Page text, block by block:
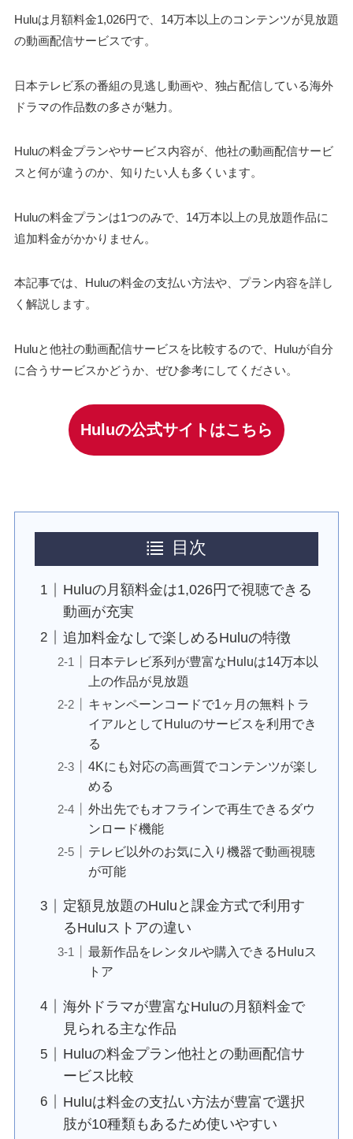
Huluは月額料金1,026円で、14万本以上のコンテンツが見放題
の動画配信サービスです。
日本テレビ系の番組の見逃し動画や、独占配信している海外
ドラマの作品数の多さが魅力。
Huluの料金プランやサービス内容が、他社の動画配信サービ
スと何が違うのか、知りたい人も多くいます。
Huluの料金プランは1つのみで、14万本以上の見放題作品に
追加料金がかかりません。
本記事では、Huluの料金の支払い方法や、プラン内容を詳し
く解説します。
Huluと他社の動画配信サービスを比較するので、Huluが自分
に合うサービスかどうか、ぜひ参考にしてください。
Huluの公式サイトはこちら
目次
Huluの月額料金は1,026円で視聴できる
動画が充実
追加料金なしで楽しめるHuluの特徴
日本テレビ系列が豊富なHuluは14万本以
上の作品が見放題
キャンペーンコードで1ヶ月の無料トラ
イアルとしてHuluのサービスを利用でき
る
4Kにも対応の高画質でコンテンツが楽し
める
外出先でもオフラインで再生できるダウ
ンロード機能
テレビ以外のお気に入り機器で動画視聴
が可能
定額見放題のHuluと課金方式で利用す
るHuluストアの違い
最新作品をレンタルや購入できるHuluス
トア
海外ドラマが豊富なHuluの月額料金で
見られる主な作品
Huluの料金プラン他社との動画配信サ
ービス比較
Huluは料金の支払い方法が豊富で選択
肢が10種類もあるため使いやすい